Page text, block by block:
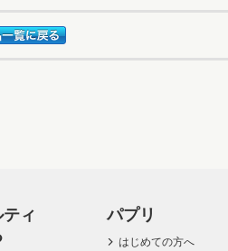
ィ
パプリ
はじめての方へ